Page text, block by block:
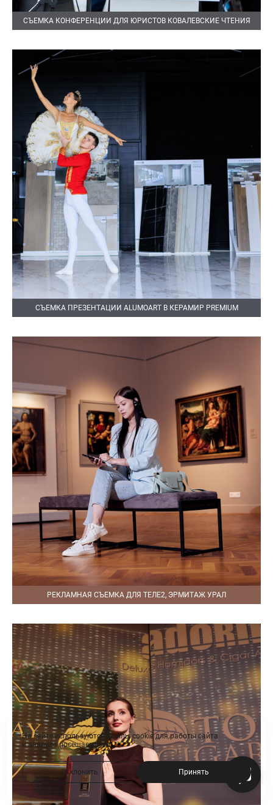
СЪЕМКА КОНФЕРЕНЦИИ ДЛЯ ЮРИСТОВ КОВАЛЕВСКИЕ ЧТЕНИЯ
СЪЕМКА ПРЕЗЕНТАЦИИ ALUMOART В КЕРАМИР PREMIUM
РЕКЛАМНАЯ СЪЕМКА ДЛЯ ТЕЛЕ2, ЭРМИТАЖ УРАЛ
На сайте используются файлы cookie для работы сайта
и анализа посещаемости.
Отклонить Принять